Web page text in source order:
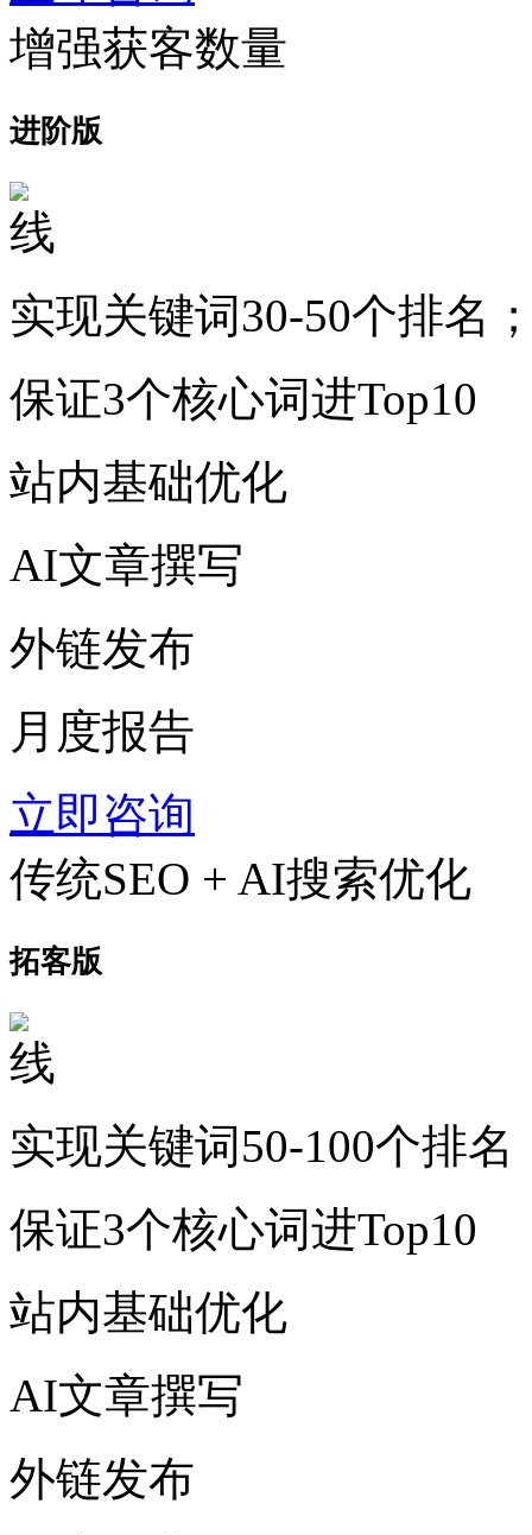
增强获客数量
进阶版
实现关键词30-50个排名
保证3个核心词进Top10
站内基础优化
AI文章撰写
外链发布
月度报告
立即咨询
传统SEO + AI搜索优化
拓客版
实现关键词50-100个排名
保证3个核心词进Top10
站内基础优化
AI文章撰写
外链发布